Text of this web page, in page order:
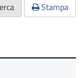
Stampa